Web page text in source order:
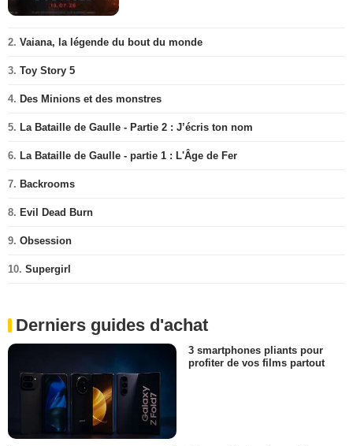
2. Vaiana, la légende du bout du monde
3. Toy Story 5
4. Des Minions et des monstres
5. La Bataille de Gaulle - Partie 2 : J’écris ton nom
6. La Bataille de Gaulle - partie 1 : L'Âge de Fer
7. Backrooms
8. Evil Dead Burn
9. Obsession
10. Supergirl
Derniers guides d'achat
3 smartphones pliants pour
profiter de vos films partout